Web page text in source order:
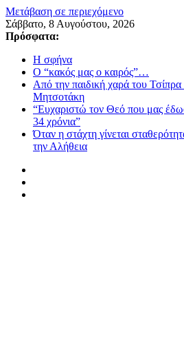
Μετάβαση σε περιεχόμενο
Σάββατο, 8 Αυγούστου, 2026
Πρόσφατα:
Η σφήνα
Ο “κακός μας ο καιρός”…
Από την παιδική χαρά του
Μητσοτάκη
“Ευχαριστώ τον Θεό που μας
34 χρόνια”
Όταν η στάχτη γίνεται
την Αλήθεια